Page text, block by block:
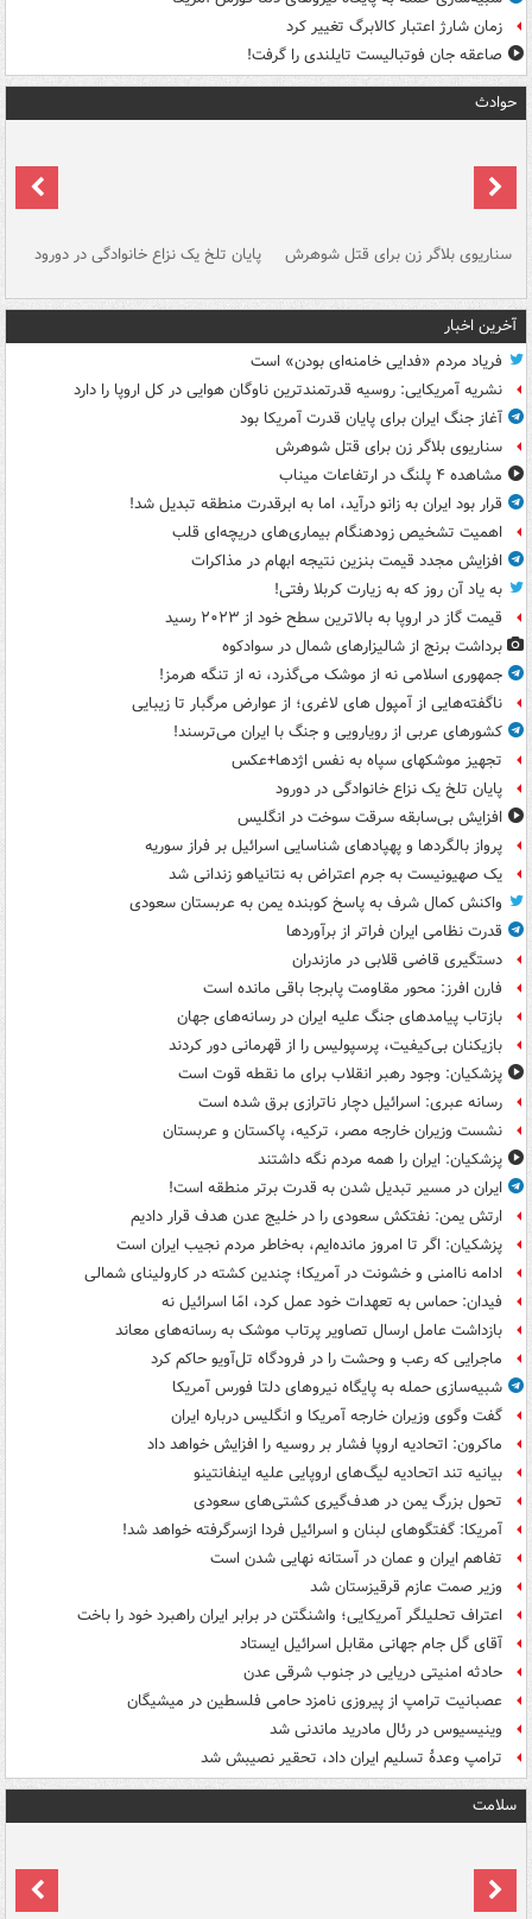
زمان شارژ اعتبار کالابرگ تغییر کرد
صاعقه جان فوتبالیست تایلندی را گرفت!
حوادث
سناریوی بلاگر زن برای قتل شوهرش پایان تلخ یک نزاع خانوادگی در دورود
آخرین اخبار
فریاد مردم «فدایی خامنه‌ای بودن» است
نشریه آمریکایی: روسیه قدرتمندترین ناوگان هوایی در کل اروپا را دارد
آغاز جنگ ایران برای پایان قدرت آمریکا بود
سناریوی بلاگر زن برای قتل شوهرش
مشاهده ۴ پلنگ در ارتفاعات میناب
قرار بود ایران به زانو درآید، اما به ابرقدرت منطقه تبدیل شد!
اهمیت تشخیص زودهنگام بیماری‌های دریچه‌ای قلب
افزایش مجدد قیمت بنزین نتیجه ابهام در مذاکرات
به یاد آن روز که به زیارت کربلا رفتی!
قیمت گاز در اروپا به بالاترین سطح خود از ۲۰۲۳ رسید
برداشت برنج از شالیزارهای شمال در سوادکوه
جمهوری اسلامی نه از موشک می‌گذرد، نه از تنگه هرمز!
ناگفته‌هایی از آمپول های لاغری؛ از عوارض مرگبار تا زیبایی
کشورهای عربی از رویارویی و جنگ با ایران می‌ترسند!
تجهیز موشکهای سپاه به نفس اژدها+عکس
پایان تلخ یک نزاع خانوادگی در دورود
افزایش بی‌سابقه سرقت سوخت در انگلیس
پرواز بالگردها و پهپادهای شناسایی اسرائیل بر فراز سوریه
یک صهیونیست به جرم اعتراض به نتانیاهو زندانی شد
واکنش کمال شرف به پاسخ کوبنده یمن به عربستان سعودی
قدرت نظامی ایران فراتر از برآوردها
دستگیری قاضی قلابی در مازندران
فارن افرز: محور مقاومت پابرجا باقی مانده است
بازتاب پیامدهای جنگ علیه ایران در رسانه‌های جهان
بازیکنان بی‌کیفیت، پرسپولیس را از قهرمانی دور کردند
پزشکیان: وجود رهبر انقلاب برای ما نقطه قوت است
رسانه عبری: اسرائیل دچار ناترازی برق شده است
نشست وزیران خارجه مصر، ترکیه، پاکستان و عربستان
پزشکیان: ایران را همه مردم نگه داشتند
ایران در مسیر تبدیل شدن به قدرت برتر منطقه است!
ارتش یمن: نفتکش سعودی را در خلیج عدن هدف قرار دادیم
پزشکیان: اگر تا امروز مانده‌ایم، به‌خاطر مردم نجیب ایران است
ادامه ناامنی و خشونت در آمریکا؛ چندین کشته در کارولینای شمالی
فیدان: حماس به تعهدات خود عمل کرد، امّا اسرائیل نه
بازداشت عامل ارسال تصاویر پرتاب موشک به رسانه‌های معاند
ماجرایی که رعب و وحشت را در فرودگاه تل‌آویو حاکم کرد
شبیه‌سازی حمله به پایگاه نیروهای دلتا فورس آمریکا
گفت وگوی وزیران خارجه آمریکا و انگلیس درباره ایران
ماکرون: اتحادیه اروپا فشار بر روسیه را افزایش خواهد داد
بیانیه تند اتحادیه لیگ‌های اروپایی علیه اینفانتینو
تحول بزرگ یمن در هدف‌گیری کشتی‌های سعودی
آمریکا: گفتگوهای لبنان و اسرائیل فردا ازسرگرفته خواهد شد!
تفاهم ایران و عمان در آستانه نهایی شدن است
وزیر صمت عازم قرقیزستان شد
اعتراف تحلیلگر آمریکایی؛ واشنگتن در برابر ایران راهبرد خود را باخت
آقای گل جام جهانی مقابل اسرائیل ایستاد
حادثه امنیتی دریایی در جنوب شرقی عدن
عصبانیت ترامپ از پیروزی نامزد حامی فلسطین در میشیگان
وینیسیوس در رئال مادرید ماندنی شد
ترامپ وعدۀ تسلیم ایران داد، تحقیر نصیبش شد
سلامت